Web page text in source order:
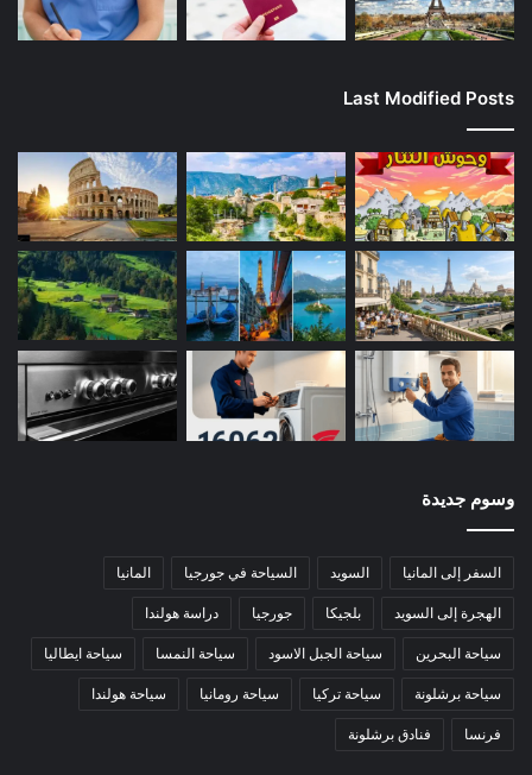
Last Modified Posts
وسوم جديدة
السفر إلى المانيا السويد السياحة في جورجيا المانيا
الهجرة إلى السويد بلجيكا جورجيا دراسة هولندا
سياحة البحرين سياحة الجبل الاسود سياحة النمسا سياحة ايطاليا
سياحة برشلونة سياحة تركيا سياحة رومانيا سياحة هولندا
فرنسا فنادق برشلونة